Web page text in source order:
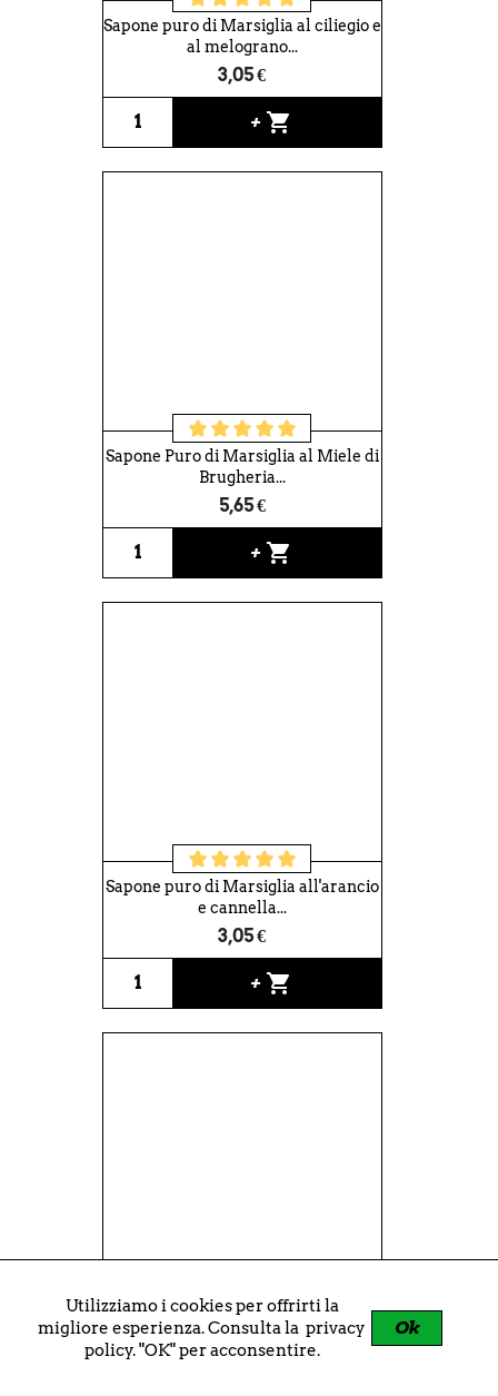
Utilizziamo i cookies per offrirti la
migliore esperienza. Consulta la privacy
policy. "OK" per acconsentire.
Ok
Sapone puro di Marsiglia al ciliegio e
al melograno...
3,05 €
+ shopping_cart
Sapone Puro di Marsiglia al Miele di
Brugheria...
5,65 €
+ shopping_cart
Sapone puro di Marsiglia all'arancio
e cannella...
3,05 €
+ shopping_cart
Fette di sapone di Marsiglia all'olio
d'oliva in...